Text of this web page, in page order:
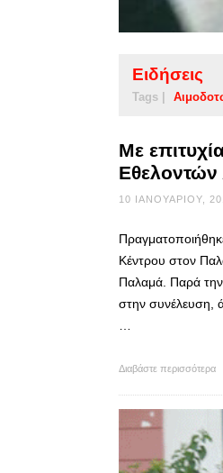
Ειδήσεις
Tags |
Με
10 ΙΑΝΟΥΑΡΊΟΥ,
Κέντρου στον
Παλαμά. Παρά την
στην συνέλευση,
Διαβάστε περισσότερα